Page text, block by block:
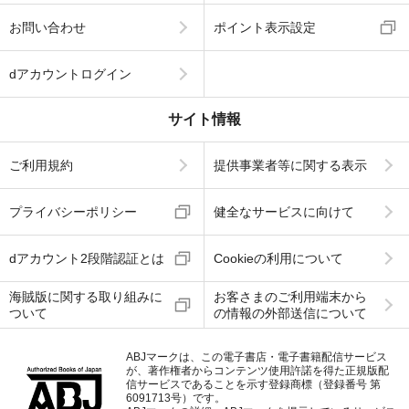
お問い合わせ ポイント表示設定
dアカウントログイン
サイト情報
ご利用規約 提供事業者等に関する表示
プライバシーポリシー 健全なサービスに向けて
dアカウント2段階認証とは Cookieの利用について
海賊版に関する取り組みに
ついて
お客さまのご利用端末から
の情報の外部送信について
ABJマークは、この電子書店・電子書籍配信サービス
が、著作権者からコンテンツ使用許諾を得た正規版配
信サービスであることを示す登録商標（登録番号 第
6091713号）です。